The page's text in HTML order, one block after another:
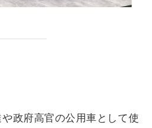
政府高官の公用車として使